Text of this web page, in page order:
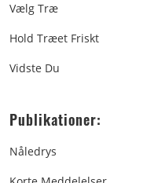
Vælg Træ
Hold Træet Friskt
Vidste Du
Publikationer:
Nåledrys